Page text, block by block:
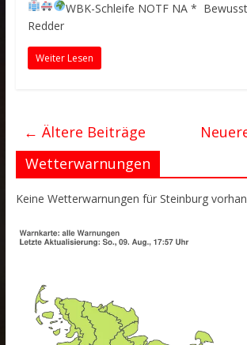
WBK-Schleife NOTF NA *
Redder
Weiter Lesen
← Ältere Beiträge
Wetterwarnungen
Keine Wetterwarnungen für Steinburg